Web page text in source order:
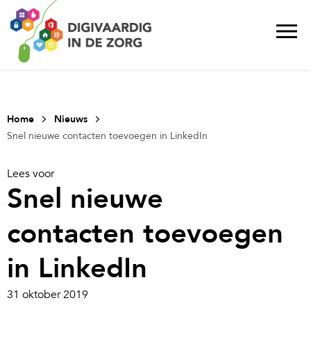
Home
Nieuws
Snel nieuwe contacten toevoegen in LinkedIn
Lees voor
Snel nieuwe
contacten toevoegen
in LinkedIn
31 oktober 2019